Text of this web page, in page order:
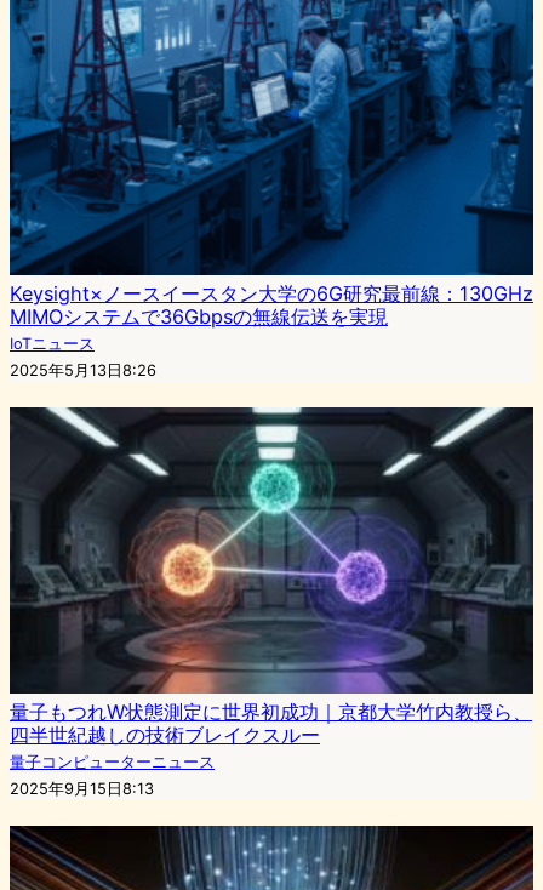
Keysight×ノースイースタン大学の6G研究最前線：130GHz
MIMOシステムで36Gbpsの無線伝送を実現
IoTニュース
2025年5月13日8:26
量子もつれW状態測定に世界初成功｜京都大学竹内教授ら、
四半世紀越しの技術ブレイクスルー
量子コンピューターニュース
2025年9月15日8:13